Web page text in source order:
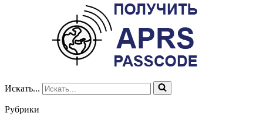
Искать...
Рубрики